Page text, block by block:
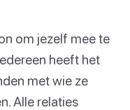
om jezelf mee te
heeft het
met wie ze
Alle relaties